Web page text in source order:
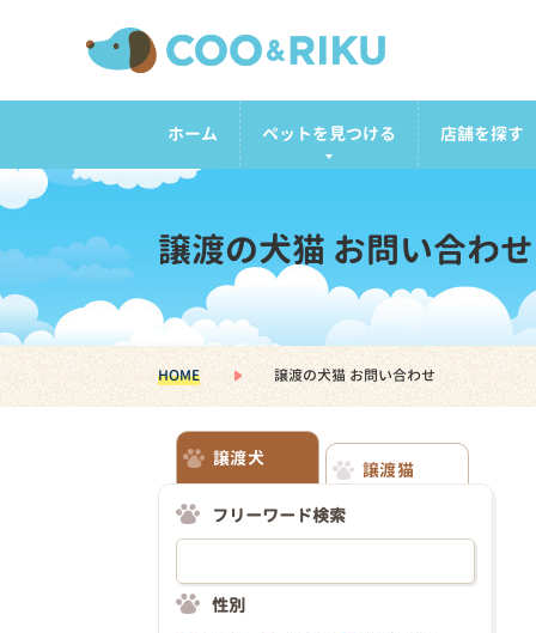
ホーム ペットを見つける 店舗を探す
譲渡の犬猫 お問い合わせ
HOME 譲渡の犬猫 お問い合わせ
譲渡犬
譲渡猫
フリーワード検索
性別